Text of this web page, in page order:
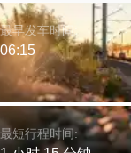
最短行程时间:
最早发车时间:
06:15